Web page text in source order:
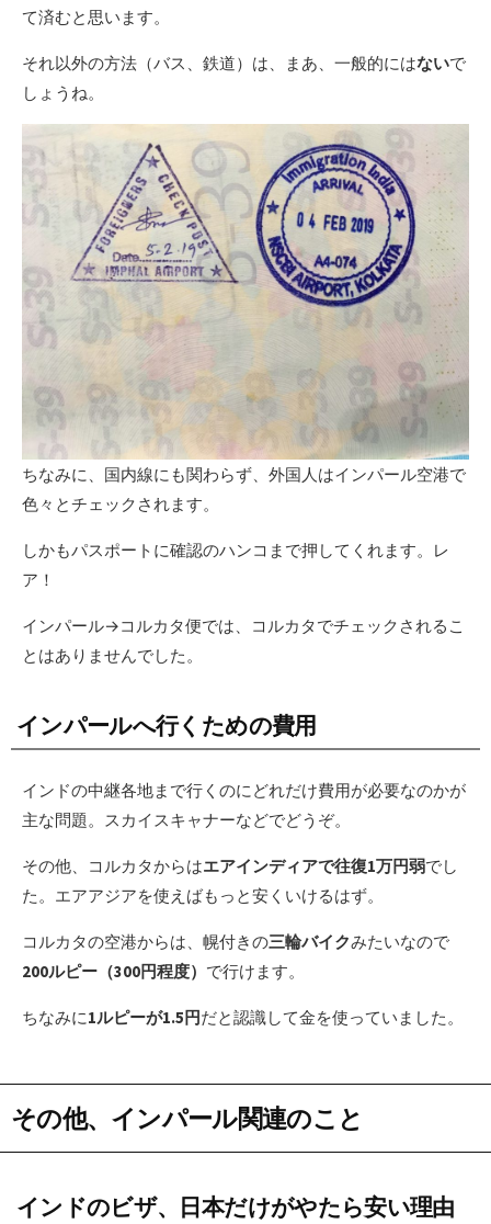
て済むと思います。
それ以外の方法（バス、鉄道）は、まあ、一般的にはないで
しょうね。
ちなみに、国内線にも関わらず、外国人はインパール空港で
色々とチェックされます。
しかもパスポートに確認のハンコまで押してくれます。レ
ア！
インパール→コルカタ便では、コルカタでチェックされるこ
とはありませんでした。
インパールへ行くための費用
インドの中継各地まで行くのにどれだけ費用が必要なのかが
主な問題。スカイスキャナーなどでどうぞ。
その他、コルカタからはエアインディアで往復1万円弱でし
た。エアアジアを使えばもっと安くいけるはず。
コルカタの空港からは、幌付きの三輪バイクみたいなので
200ルピー（300円程度） で行けます。
ちなみに1ルピーが1.5円だと認識して金を使っていました。
その他、インパール関連のこと
インドのビザ、日本だけがやたら安い理由